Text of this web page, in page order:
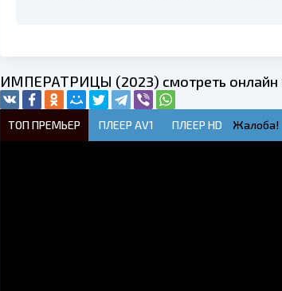
ИМПЕРАТРИЦЫ (2023) смотреть онлайн
ТОП ПРЕМЬЕР ПЛЕЕР AV1 ПЛЕЕР HD Жалоба!